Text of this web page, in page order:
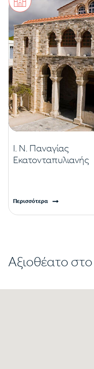
Ι. Ν. Παναγίας
Εκατονταπυλιανής
Περισσότερα
Αξιοθέατο